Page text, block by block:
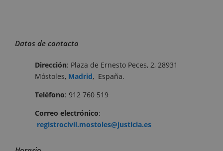
Datos de contacto
Dirección: Plaza de Ernesto Peces, 2, 28931
Móstoles, Madrid, España.
Teléfono: 912 760 519
Correo electrónico:
registrocivil.mostoles@justicia.es